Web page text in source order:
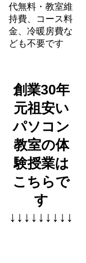
代無料・教室維
持費、コース料
金、冷暖房費な
ども不要です
創業30年
元祖安い
パソコン
教室の体
験授業は
こちらで
す
↓↓↓↓↓↓↓↓↓